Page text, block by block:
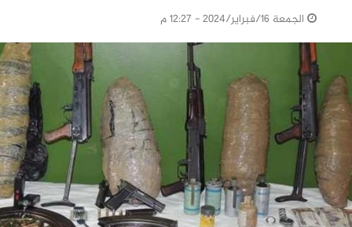
الجمعة 16/فبراير/2024 - 12:27 م